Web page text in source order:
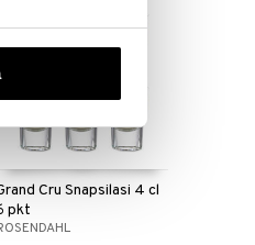
Cru Snapsilasi 4 cl
pkt